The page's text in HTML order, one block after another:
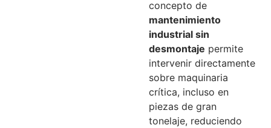
concepto de
mantenimiento
industrial sin
desmontaje permite
intervenir directamente
sobre maquinaria
crítica, incluso en
piezas de gran
tonelaje, reduciendo